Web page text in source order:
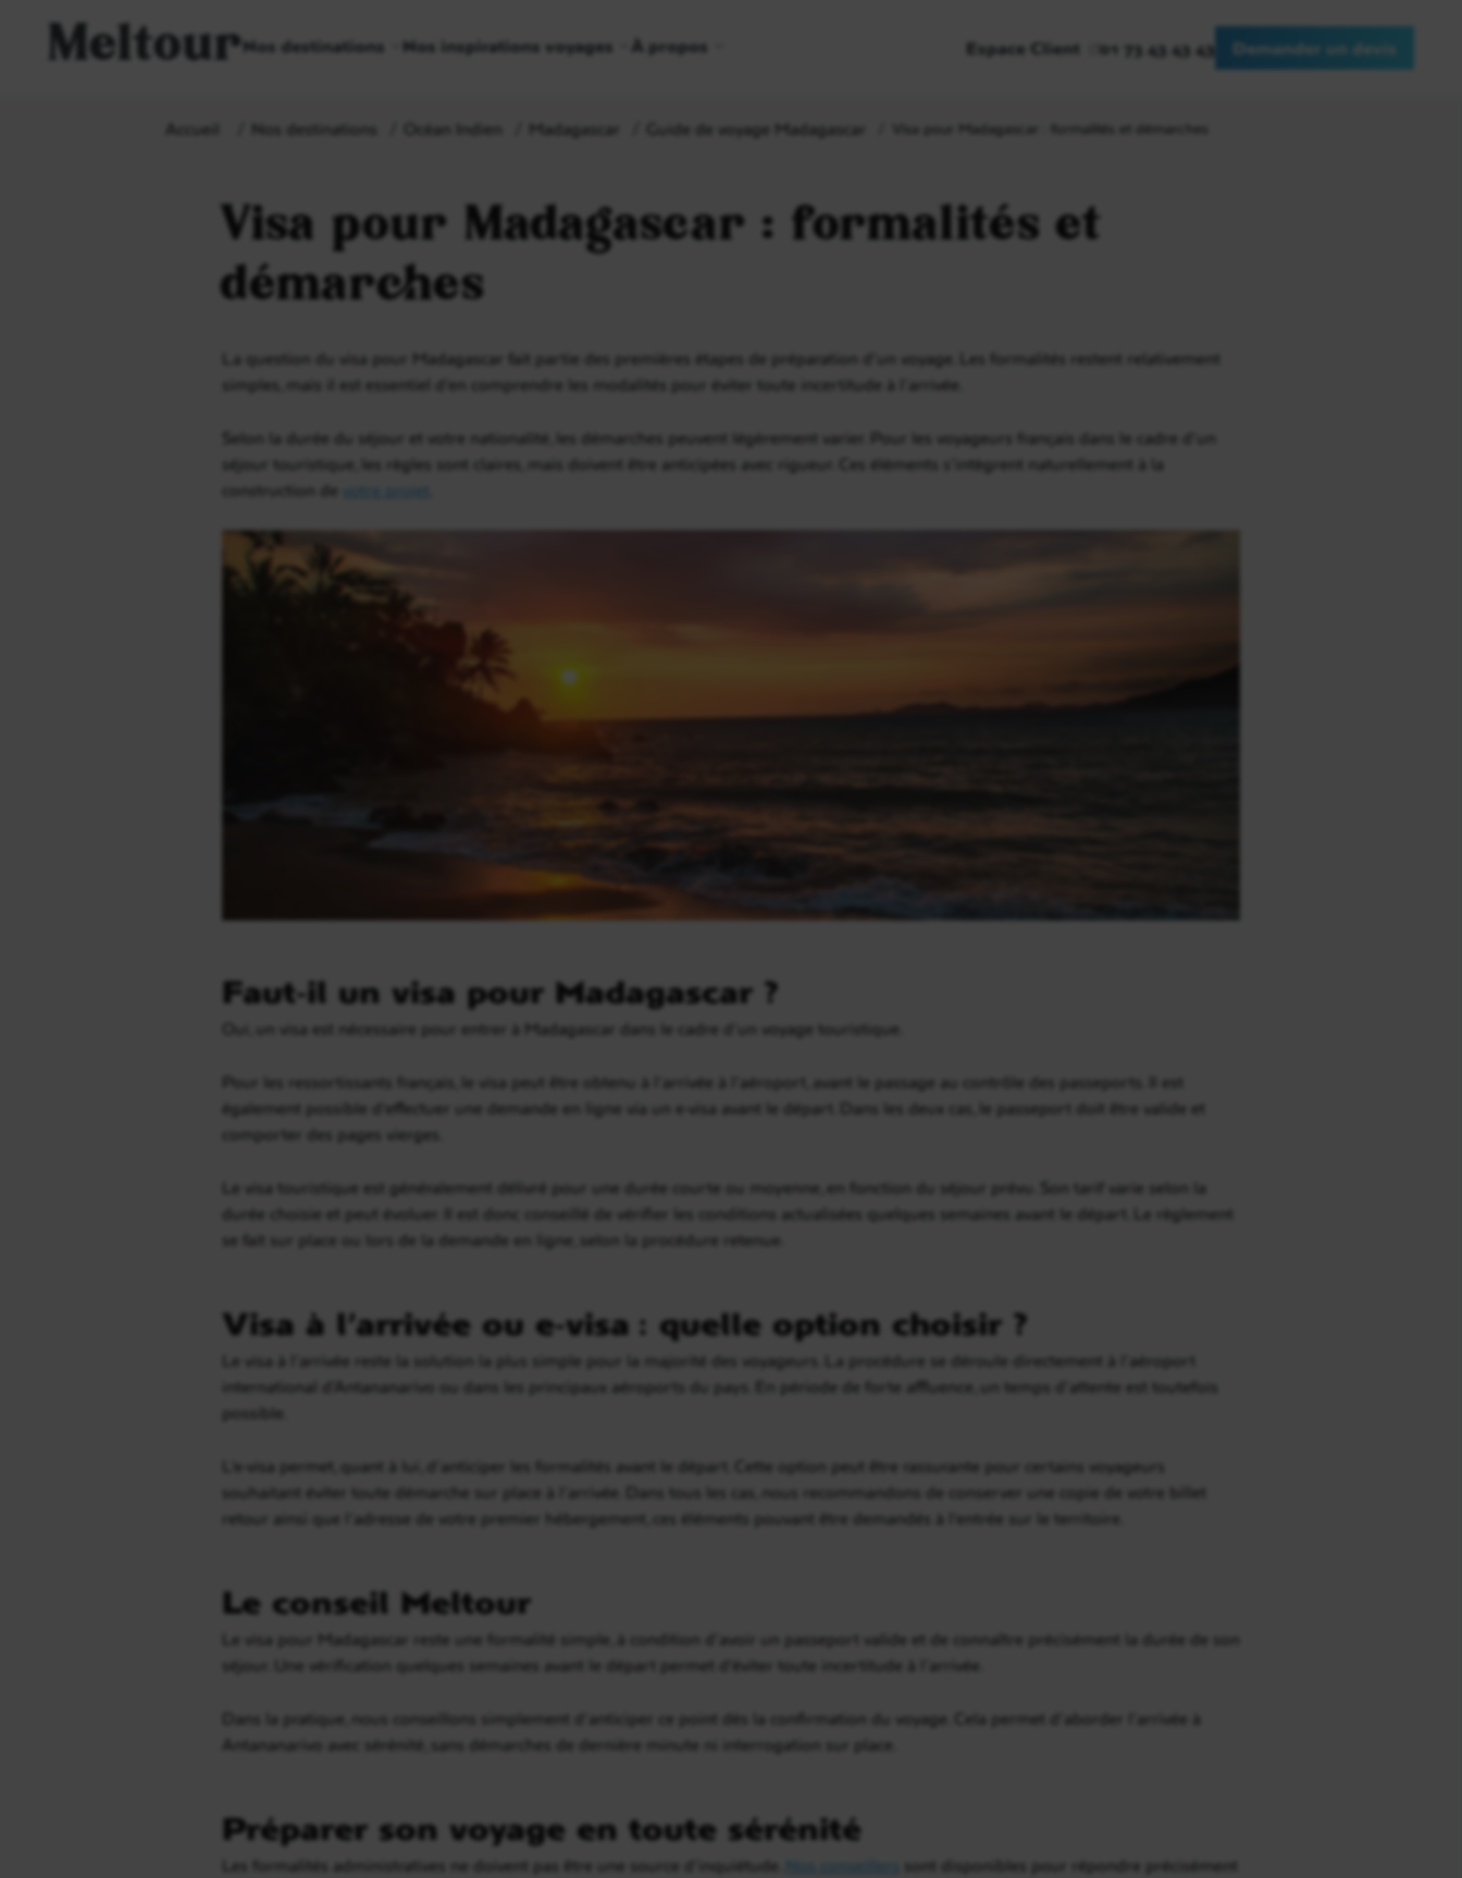
MeltourNos destinations Nos inspirations voyages À propos Espace Client 01 73 43 43 43 Demander un devis
Accueil Nos destinations Océan Indien Madagascar Guide de voyage Madagascar Visa pour Madagascar : formalités et démarches
Visa pour Madagascar : formalités et
démarches
La question du visa pour Madagascar fait partie des premières étapes de préparation d’un voyage. Les formalités restent relativement
simples, mais il est essentiel d’en comprendre les modalités pour éviter toute incertitude à l’arrivée.
Selon la durée du séjour et votre nationalité, les démarches peuvent légèrement varier. Pour les voyageurs français dans le cadre d’un
séjour touristique, les règles sont claires, mais doivent être anticipées avec rigueur. Ces éléments s’intègrent naturellement à la
construction de
Faut-il un visa pour Madagascar ?
Oui, un visa est nécessaire pour entrer à Madagascar dans le cadre d’un voyage touristique.
Pour les ressortissants français, le visa peut être obtenu à l’arrivée à l’aéroport, avant le passage au contrôle des passeports. Il est
également possible d’effectuer une demande en ligne via un e-visa avant le départ. Dans les deux cas, le passeport doit être valide et
comporter des pages vierges.
Le visa touristique est généralement délivré pour une durée courte ou moyenne, en fonction du séjour prévu. Son tarif varie selon la
durée choisie et peut évoluer. Il est donc conseillé de vérifier les conditions actualisées quelques semaines avant le départ. Le règlement
se fait sur place ou lors de la demande en ligne, selon la procédure retenue.
Visa à l’arrivée ou e-visa : quelle option choisir ?
Le visa à l’arrivée reste la solution la plus simple pour la majorité des voyageurs. La procédure se déroule directement à l’aéroport
international d’Antananarivo ou dans les principaux aéroports du pays. En période de forte affluence, un temps d’attente est toutefois
possible.
L’e-visa permet, quant à lui, d’anticiper les formalités avant le départ. Cette option peut être rassurante pour certains voyageurs
souhaitant éviter toute démarche sur place à l’arrivée. Dans tous les cas, nous recommandons de conserver une copie de votre billet
retour ainsi que l’adresse de votre premier hébergement, ces éléments pouvant être demandés à l’entrée sur le territoire.
Le conseil Meltour
Le visa pour Madagascar reste une formalité simple, à condition d’avoir un passeport valide et de connaître précisément la durée de son
séjour. Une vérification quelques semaines avant le départ permet d’éviter toute incertitude à l’arrivée.
Dans la pratique, nous conseillons simplement d’anticiper ce point dès la confirmation du voyage. Cela permet d’aborder l’arrivée à
Antananarivo avec sérénité, sans démarches de dernière minute ni interrogation sur place.
Préparer son voyage en toute sérénité
Les formalités administratives ne doivent pas être une source d’inquiétude.
sont disponibles pour répondre précisément